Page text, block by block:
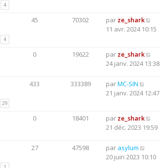
4
4
45 70302 par ze_shark
11 avr. 2024 10:15
0 19622 par ze_shark
24 janv. 2024 13:38
29
433 333389 parMC-SIN
21 janv. 2024 12:47
0 18401 par ze_shark
21 déc. 2023 19:59
27 47598 par asylum
20 juin 2023 10:10